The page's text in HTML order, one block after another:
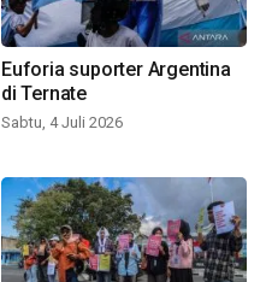
Euforia suporter Argentina
di Ternate
Sabtu, 4 Juli 2026